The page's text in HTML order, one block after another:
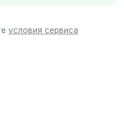
условия сервиса